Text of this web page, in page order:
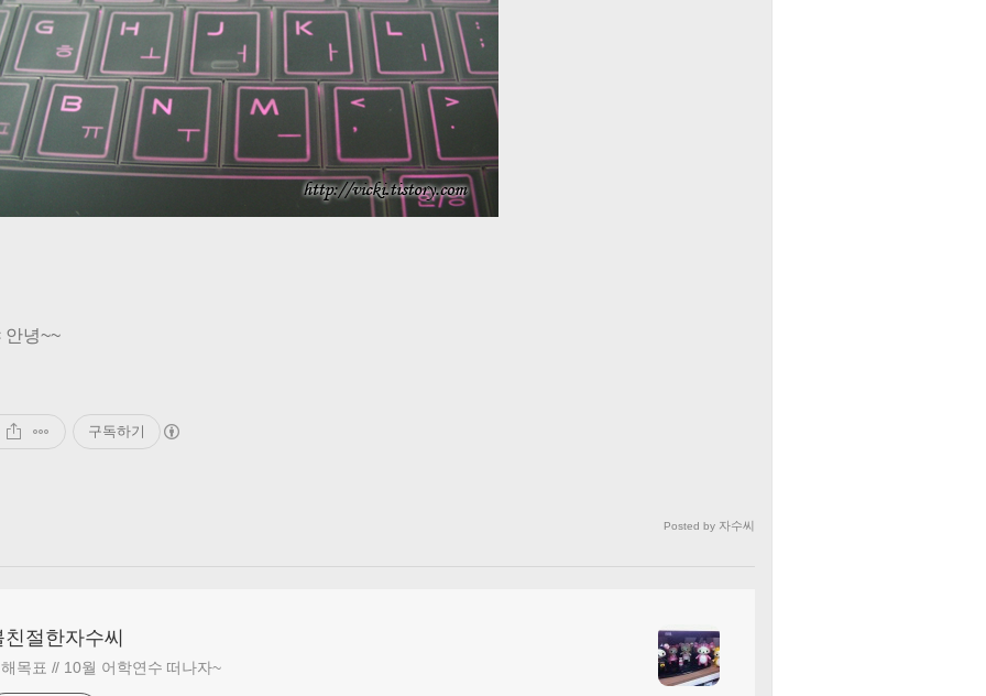
안녕~~
구독하기
Posted by 자수씨
친절한자수씨
목표 // 10월 어학연수 떠나자~